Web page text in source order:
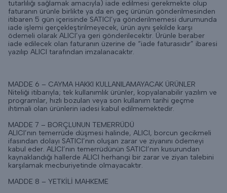
tutarlılığı sağlamak amacıyla) iade edilmesi gerekmekte olup
faturanın ürünle birlikte ya da en geç ürünün gönderilmesinden
itibaren 5 gün içerisinde SATICI’ya gönderilmemesi durumunda
iade işlemi gerçekleştirilmeyecek, ürün aynı şekilde karşı
ödemeli olarak ALICI’ya geri gönderilecektir. Ürünle beraber
iade edilecek olan faturanın üzerine de “iade faturasıdır” ibaresi
yazılıp ALICI tarafından imzalanacaktır.
MADDE 6 – CAYMA HAKKI KULLANILAMAYACAK ÜRÜNLER
Niteliği itibarıyla; tek kullanımlık ürünler, kopyalanabilir yazılım ve
programlar, hızlı bozulan veya son kullanım tarihi geçme
ihtimali olan ürünlerin iadesi kabul edilmemektedir.
MADDE 7 – BORÇLUNUN TEMERRÜDÜ
ALICI’nın temerrüde düşmesi halinde, ALICI, borcun gecikmeli
ifasından dolayı SATICI’nın oluşan zarar ve ziyanını ödemeyi
kabul eder. ALICI’nın temerrüdünün SATICI’nın kusurundan
kaynaklandığı hallerde ALICI herhangi bir zarar ve ziyan talebini
karşılamak mecburiyetinde olmayacaktır.
MADDE 8 – YETKİLİ MAHKEME